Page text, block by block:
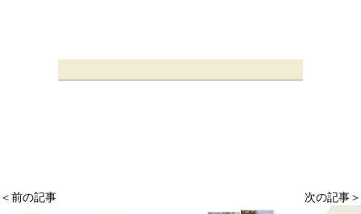
＜前の記事 次の記事＞